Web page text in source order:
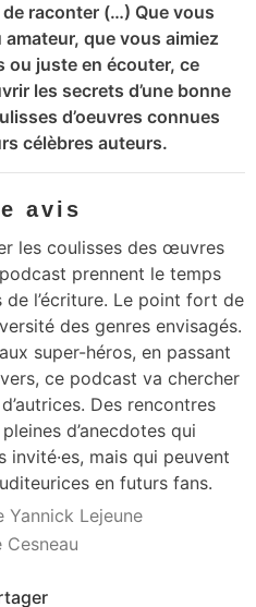
raconter (…) Que vous
que vous aimiez
ou juste en écouter, ce
les secrets d’une bonne
d’oeuvres connues
célèbres auteurs.
avis
les coulisses des œuvres
prennent le temps
de l’écriture. Le point fort de
des genres envisagés.
super-héros, en passant
ce podcast va chercher
Des rencontres
d’anecdotes qui
invité·es, mais qui peuvent
en futurs fans.
Yannick Lejeune
Cesneau